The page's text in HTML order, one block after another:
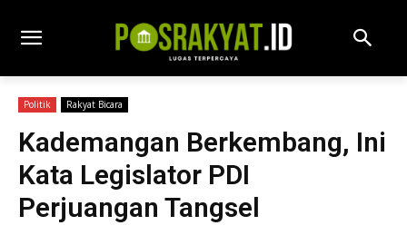
Politik Rakyat Bicara
Kademangan Berkembang, Ini
Kata Legislator PDI
Perjuangan Tangsel